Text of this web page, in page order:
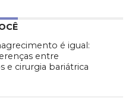
é igual:
entre
e cirurgia bariátrica